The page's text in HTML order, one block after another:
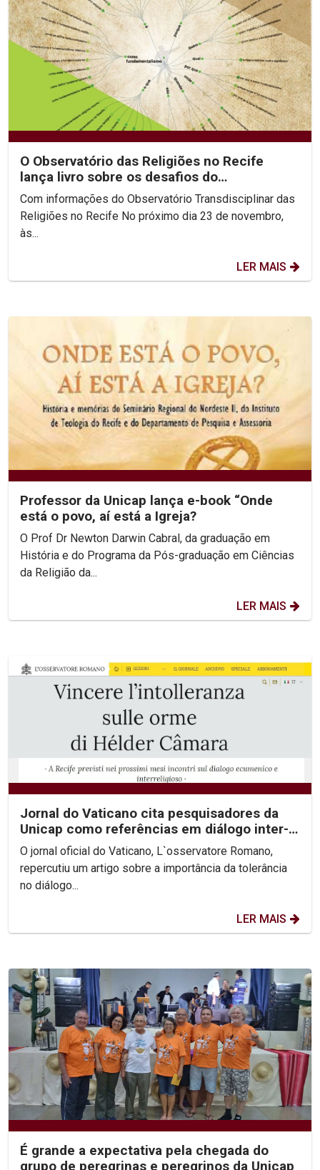
O Observatório das Religiões no Recife
lança livro sobre os desafios do
Fundamentalismo
Com informações do Observatório Transdisciplinar das
Religiões no Recife No próximo dia 23 de novembro,
às...
LER MAIS
Professor da Unicap lança e-book “Onde
está o povo, aí está a Igreja?
O Prof Dr Newton Darwin Cabral, da graduação em
História e do Programa da Pós-graduação em Ciências
da Religião da...
LER MAIS
Jornal do Vaticano cita pesquisadores da
Unicap como referências em diálogo inter-
religioso
O jornal oficial do Vaticano, L`osservatore Romano,
repercutiu um artigo sobre a importância da tolerância
no diálogo...
LER MAIS
É grande a expectativa pela chegada do
grupo de peregrinas e peregrinos da Unicap